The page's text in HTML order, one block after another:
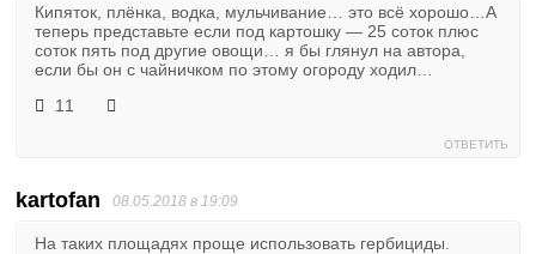
Кипяток, плёнка, водка, мульчивание… это всё хорошо…А
теперь представьте если под картошку — 25 соток плюс
соток пять под другие овощи… я бы глянул на автора,
если бы он с чайничком по этому огороду ходил…
11
ОТВЕТИТЬ
kartofan 08.05.2018 в 19:09
На таких площадях проще использовать гербициды.